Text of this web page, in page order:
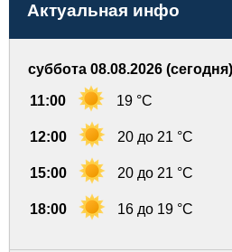
Актуальная инфо
суббота 08.08.2026 (сегодня)
11:00 19 °C
12:00 20 до 21 °C
15:00 20 до 21 °C
18:00 16 до 19 °C